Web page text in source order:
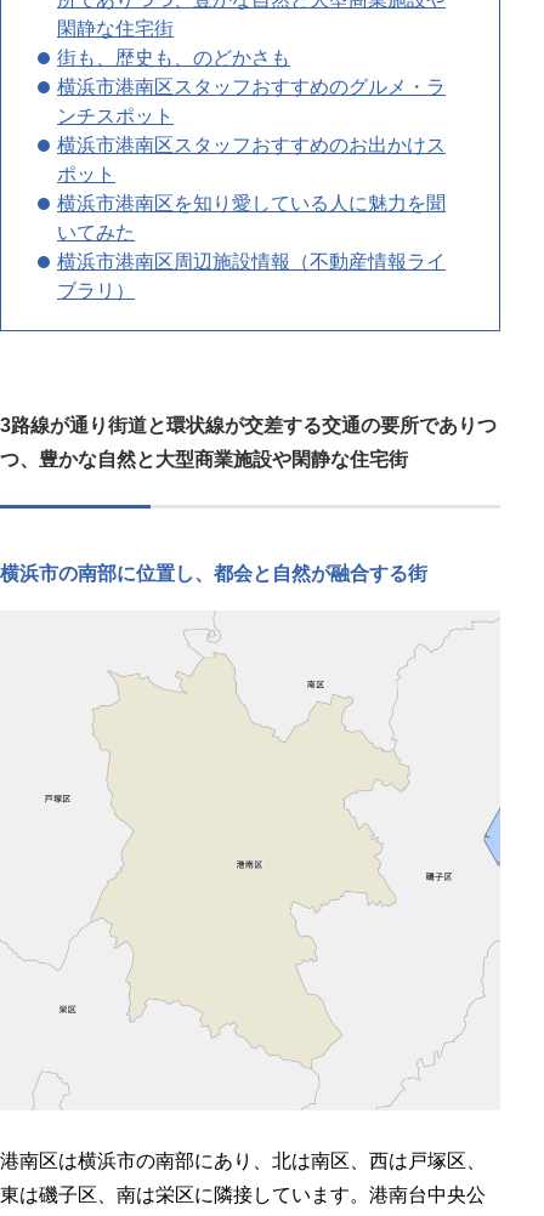
閑静な住宅街
街も、歴史も、のどかさも
横浜市港南区スタッフおすすめのグルメ・ラ
ンチスポット
横浜市港南区スタッフおすすめのお出かけス
ポット
横浜市港南区を知り愛している人に魅力を聞
いてみた
横浜市港南区周辺施設情報（不動産情報ライ
ブラリ）
3路線が通り街道と環状線が交差する交通の要所でありつ
つ、豊かな自然と大型商業施設や閑静な住宅街
横浜市の南部に位置し、都会と自然が融合する街
港南区は横浜市の南部にあり、北は南区、西は戸塚区、
東は磯子区、南は栄区に隣接しています。港南台中央公